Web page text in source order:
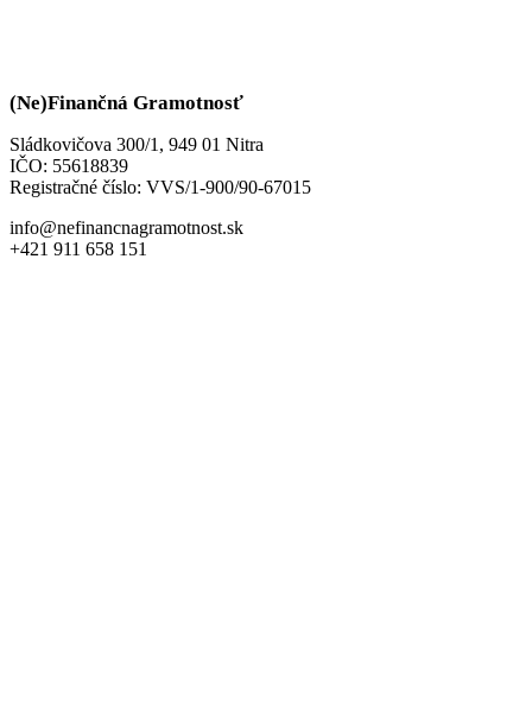
(Ne)Finančná Gramotnosť
Sládkovičova 300/1, 949 01 Nitra
IČO: 55618839
Registračné číslo: VVS/1-900/90-67015
info@nefinancnagramotnost.sk
+421 911 658 151